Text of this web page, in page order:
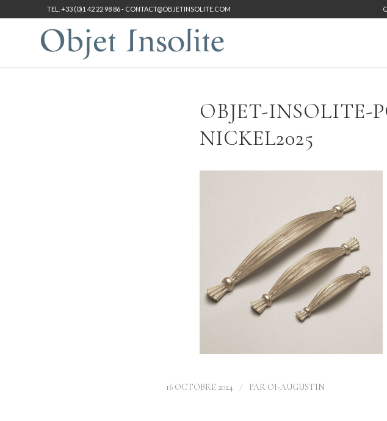
TEL. +33 (0)1 42 22 98 86 - CONTACT@OBJETINSOLITE.COM
OBJET-INSOLITE-
NICKEL2025
16 OCTOBRE 2024 / PAR OI-AUGUSTIN